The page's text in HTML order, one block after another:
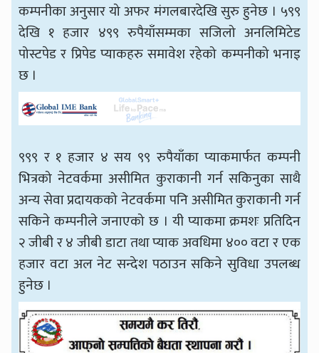
कम्पनीका अनुसार यो अफर मंगलबारदेखि सुरु हुनेछ । ५९९
देखि १ हजार ४९९ रुपैयाँसम्मका सजिलो अनलिमिटेड
पोस्टपेड र प्रिपेड प्याकहरु समावेश रहेको कम्पनीको भनाइ
छ ।
९९९ र १ हजार ४ सय ९९ रुपैयाँका प्याकमार्फत कम्पनी
भित्रको नेटवर्कमा असीमित कुराकानी गर्न सकिनुका साथै
अन्य सेवा प्रदायकको नेटवर्कमा पनि असीमित कुराकानी गर्न
सकिने कम्पनीले जनाएको छ । यी प्याकमा क्रमशः प्रतिदिन
२ जीबी र ४ जीबी डाटा तथा प्याक अवधिमा ४०० वटा र एक
हजार वटा अल नेट सन्देश पठाउन सकिने सुविधा उपलब्ध
हुनेछ ।